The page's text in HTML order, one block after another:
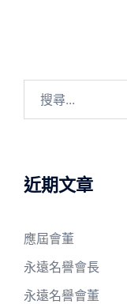
近期文章
應屆會董
永遠名譽會長
永遠名譽會董